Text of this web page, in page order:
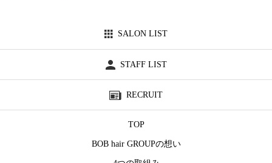
SALON LIST
STAFF LIST
RECRUIT
TOP
BOB hair GROUPの想い